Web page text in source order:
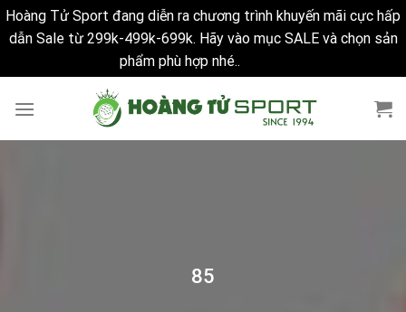
Hoàng Tử Sport đang diễn ra chương trình khuyến mãi cực hấp
dẫn Sale từ 299k-499k-699k. Hãy vào mục SALE và chọn sản
phẩm phù hợp nhé..
85